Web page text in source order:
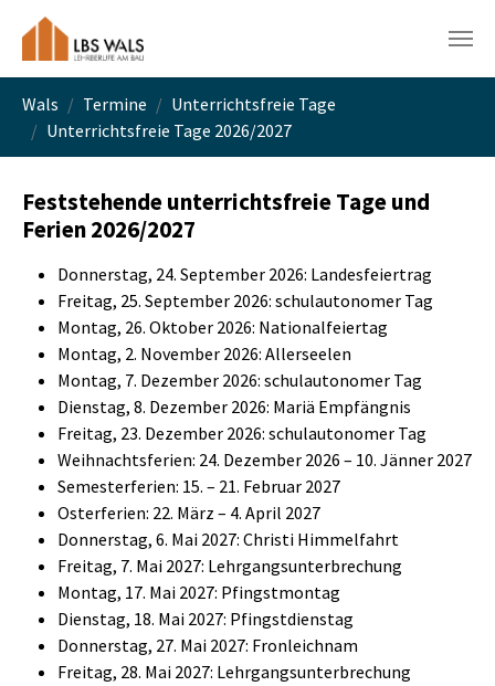
Skip to main navigation
Skip to main content
Skip to page footer
Wals Termine
Unterrichtsfreie Tage
Unterrichtsfreie Tage 2026/2027
Feststehende unterrichtsfreie Tage und
Ferien 2026/2027
Donnerstag, 24. September 2026: Landesfeiertrag
Freitag, 25. September 2026: schulautonomer Tag
Montag, 26. Oktober 2026: Nationalfeiertag
Montag, 2. November 2026: Allerseelen
Montag, 7. Dezember 2026: schulautonomer Tag
Dienstag, 8. Dezember 2026: Mariä Empfängnis
Freitag, 23. Dezember 2026: schulautonomer Tag
Weihnachtsferien: 24. Dezember 2026 – 10. Jänner 2027
Semesterferien: 15. – 21. Februar 2027
Osterferien: 22. März – 4. April 2027
Donnerstag, 6. Mai 2027: Christi Himmelfahrt
Freitag, 7. Mai 2027: Lehrgangsunterbrechung
Montag, 17. Mai 2027: Pfingstmontag
Dienstag, 18. Mai 2027: Pfingstdienstag
Donnerstag, 27. Mai 2027: Fronleichnam
Freitag, 28. Mai 2027: Lehrgangsunterbrechung